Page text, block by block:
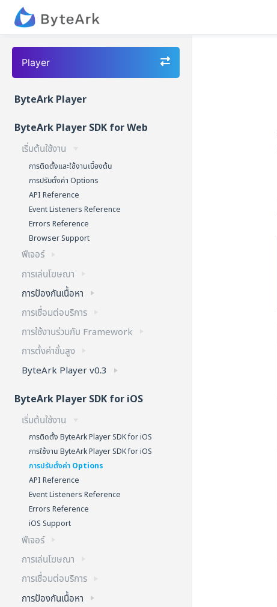
Player
ByteArk Player
ByteArk Player SDK for Web
เริ่มต้นใช้งาน
การติดตั้งและใช้งานเบื้องต้น
การปรับตั้งค่า Options
API Reference
Event Listeners Reference
Errors Reference
Browser Support
ฟีเจอร์
การเล่นโฆษณา
การป้องกันเนื้อหา
การเชื่อมต่อบริการ
การใช้งานร่วมกับ Framework
การตั้งค่าขั้นสูง
ByteArk Player v0.3
ByteArk Player SDK for iOS
เริ่มต้นใช้งาน
การติดตั้ง ByteArk Player SDK for iOS
การใช้งาน ByteArk Player SDK for iOS
การปรับตั้งค่า Options
API Reference
Event Listeners Reference
Errors Reference
iOS Support
ฟีเจอร์
การเล่นโฆษณา
การเชื่อมต่อบริการ
การป้องกันเนื้อหา